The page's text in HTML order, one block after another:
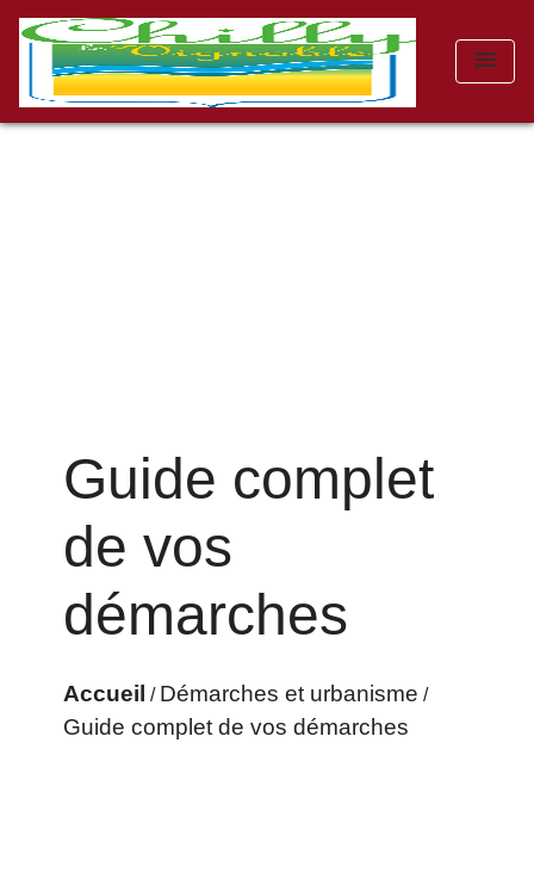
menu
Guide complet
de vos
démarches
Accueil / Démarches et urbanisme /
Guide complet de vos démarches